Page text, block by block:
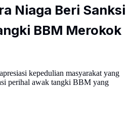
Niaga Beri Sanksi
BBM Merokok
kepedulian masyarakat yang
perihal awak tangki BBM yang